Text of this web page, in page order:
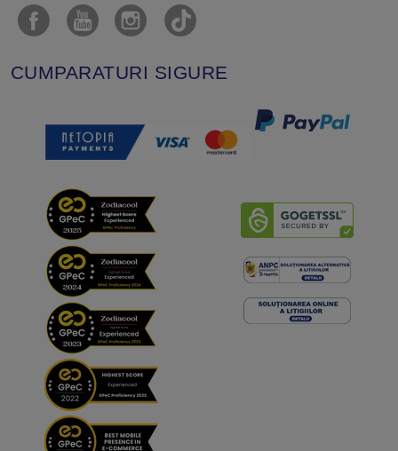
CUMPARATURI SIGURE